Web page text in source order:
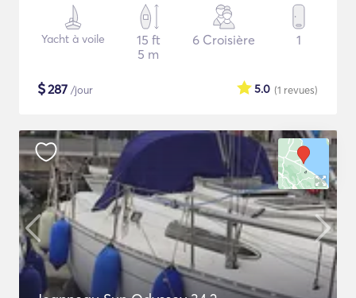
Yacht à voile
15 ft
5 m
6 Croisière 1
$287 /jour (1 revues)
5.0